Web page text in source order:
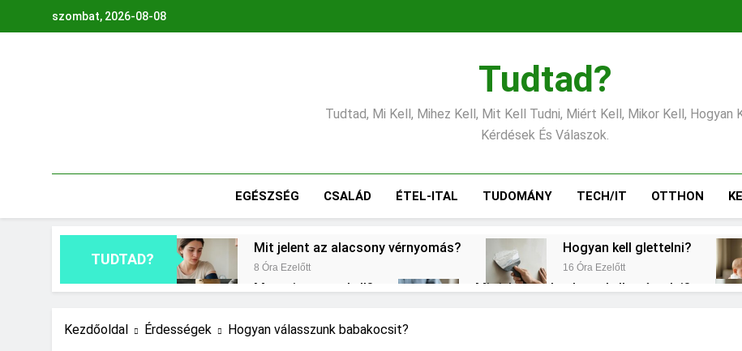
szombat, 2026-08-08
Tudtad?
Tudtad, Mi Kell, Mihez Kell, Mit Kell Tudni, Miért Kell, Mikor Kell, Hogyan
Kérdések És Válaszok.
EGÉSZSÉG CSALÁD ÉTEL-ITAL TUDOMÁNY TECH/IT OTTHON
TUDTAD?
Mit jelent az alacsony vérnyomás?
8 Óra Ezelőtt
Hogyan kell glettelni?
16 Óra Ezelőtt
Mennyi cement kell? Mit jelent a thm hogy kell számolni?
Miért fáj a váll?
Kezdőoldal Érdességek Hogyan válasszunk babakocsit?